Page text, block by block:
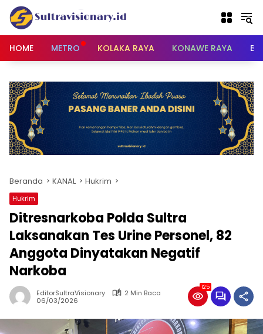
Langsung
konten
HOME
METRO KOLAKA RAYA KONAWE RAYA
Beranda KANAL Hukrim
Hukrim
Ditresnarkoba Polda Sultra
Laksanakan Tes Urine Personel, 82
Anggota Dinyatakan Negatif
Narkoba
EditorSultraVisionary
2 Min Baca
06/03/2026
125